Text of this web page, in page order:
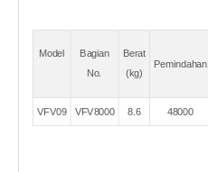
Model
Bagian
No.
Berat
(kg)
Pemindahan
VFV09 VFV8000 8.6 48000